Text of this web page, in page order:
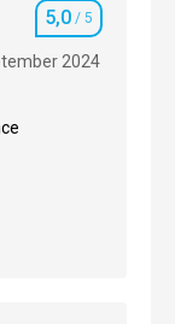
Hodnotenie
5,0 / 5
2024